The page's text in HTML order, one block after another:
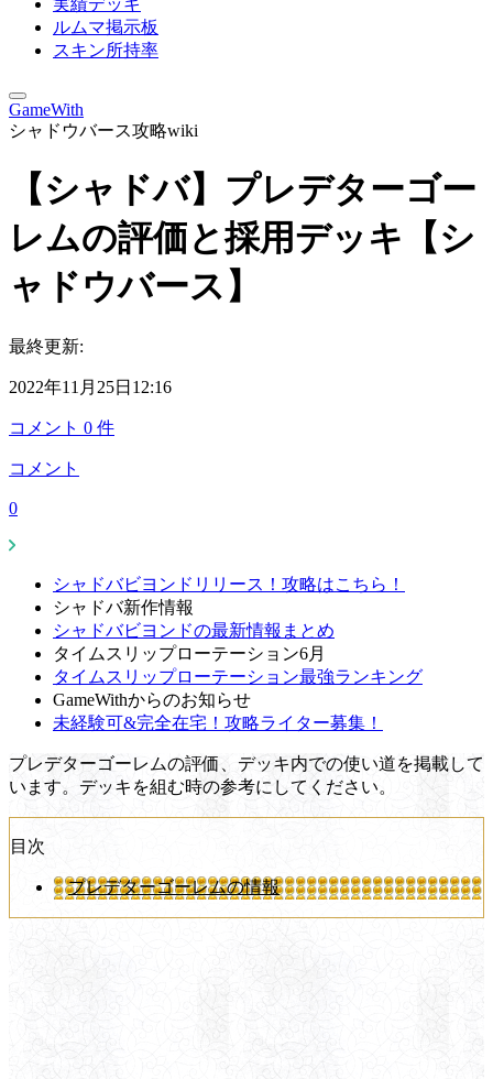
実績デッキ
ルムマ掲示板
スキン所持率
GameWith
シャドウバース攻略wiki
【シャドバ】プレデターゴー
レムの評価と採用デッキ【シ
ャドウバース】
最終更新:
2022年11月25日12:16
コメント 0 件
コメント
0
シャドバビヨンドリリース！攻略はこちら！
シャドバ新作情報
シャドバビヨンドの最新情報まとめ
タイムスリップローテーション6月
タイムスリップローテーション最強ランキング
GameWithからのお知らせ
未経験可&完全在宅！攻略ライター募集！
プレデターゴーレムの評価、デッキ内での使い道を掲載して
います。デッキを組む時の参考にしてください。
目次
プレデターゴーレムの情報